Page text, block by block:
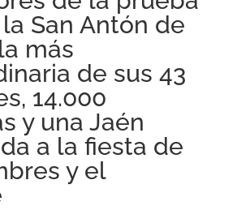
San Antón de
más
de sus 43
14.000
y una Jaén
a la fiesta de
y el